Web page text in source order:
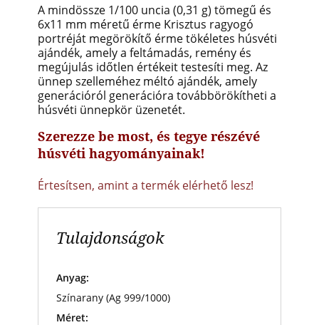
A mindössze 1/100 uncia (0,31 g) tömegű és
6x11 mm méretű érme Krisztus ragyogó
portréját megörökítő érme tökéletes húsvéti
ajándék, amely a feltámadás, remény és
megújulás időtlen értékeit testesíti meg. Az
ünnep szelleméhez méltó ajándék, amely
generációról generációra továbbörökítheti a
húsvéti ünnepkör üzenetét.
Szerezze be most, és tegye részévé
húsvéti hagyományainak!
Értesítsen, amint a termék elérhető lesz!
Tulajdonságok
Anyag:
Színarany (Ag 999/1000)
Méret: